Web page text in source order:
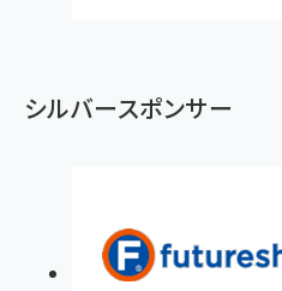
シルバースポンサー